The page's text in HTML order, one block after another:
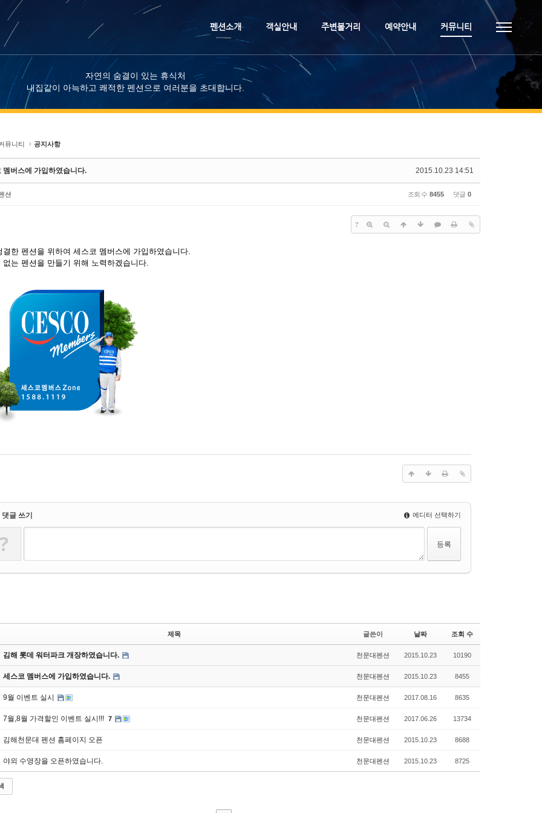
메뉴 건너뛰기
펜션소개
객실안내 주변볼거리 예약안내 커뮤니티
자연의 숨결이 있는 휴식처
내집같이 아늑하고 쾌적한 펜션으로 여러분을 초대합니다.
뮤니티 공지사항
2015.10.23 14:51
멤버스에 가입하였습니다.
션 조회 수 8455 댓글 0
?
결한 펜션을 위하여 세스코 멤버스에 가입하였습니다.
없는 펜션을 만들기 위해 노력하겠습니다.
댓글 쓰기 에디터 선택하기
?
제목 글쓴이 날짜 조회 수
김해 롯데 워터파크 개장하였습니다. 천문대펜션 2015.10.23 10190
세스코 멤버스에 가입하였습니다. 천문대펜션 2015.10.23 8455
9월 이벤트 실시 천문대펜션 2017.08.16 8635
7월,8월 가격할인 이벤트 실시!!! 7 천문대펜션 2017.06.26 13734
김해천문대 펜션 홈페이지 오픈 천문대펜션 2015.10.23 8688
야외 수영장을 오픈하였습니다. 천문대펜션 2015.10.23 8725